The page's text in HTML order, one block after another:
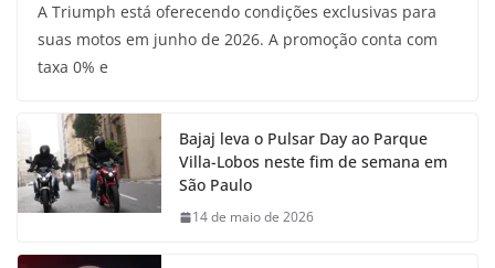
A Triumph está oferecendo condições exclusivas para
suas motos em junho de 2026. A promoção conta com
taxa 0% e
Bajaj leva o Pulsar Day ao Parque
Villa-Lobos neste fim de semana em
São Paulo
14 de maio de 2026